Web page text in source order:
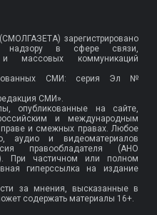
зарегистрировано
в сфере связи,
и массовых коммуникаций
СМИ: серия Эл №
СМИ».
опубликованные на сайте,
и международным
праве и смежных правах. Любое
аудио и видеоматериалов
правообладателя (АНО
При частичном или полном
гиперссылка на издание
за мнения, высказанные в
содержать материалы 16+.